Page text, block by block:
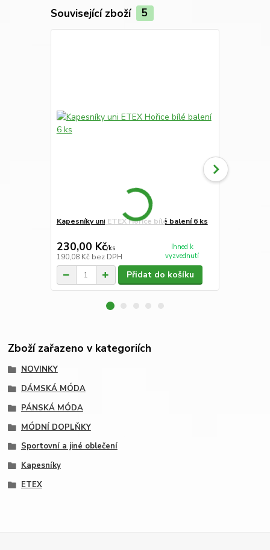
Související zboží 5
Kapesníky uni ETEX Hořice bílé balení 6 ks
230,00 Kč/ks
190,08 Kč bez DPH
Ihned k
vyzvednutí
Přidat do košíku
Zboží zařazeno v kategoriích
NOVINKY
DÁMSKÁ MÓDA
PÁNSKÁ MÓDA
MÓDNÍ DOPLŇKY
Sportovní a jiné oblečení
Kapesníky
ETEX